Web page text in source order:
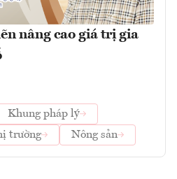
nâng cao giá trị gia
Khung pháp lý
trường Nông sản